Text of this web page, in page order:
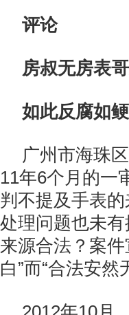
评论
房叔无房表
如此反腐如
广州市海珠
11年6个月的一
判不提及手表
处理问题也未
来源合法？案
白”而“合法安然